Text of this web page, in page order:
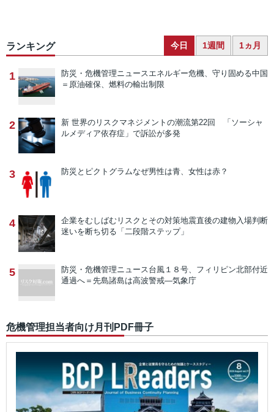
ランキング 今日 1週間 1ヵ月
1 防災・危機管理ニュースエネルギー危機、守り固める中国
＝原油確保、燃料の輸出制限
2 新 世界のリスクマネジメントの潮流第22回 「ソーシャ
ルメディア依存症」で訴訟が多発
3 防災とピクトグラムなぜ男性は青、女性は赤？
4 企業をむしばむリスクとその対策地震直後の建物入場判断
迷いを断ち切る「二段階ステップ」
5 防災・危機管理ニュース台風１８号、フィリピン北部付近
通過へ＝先島諸島は高波警戒―気象庁
危機管理担当者向け月刊PDF冊子